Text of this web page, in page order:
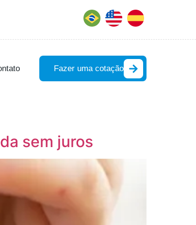
Fazer uma cotação
sem juros